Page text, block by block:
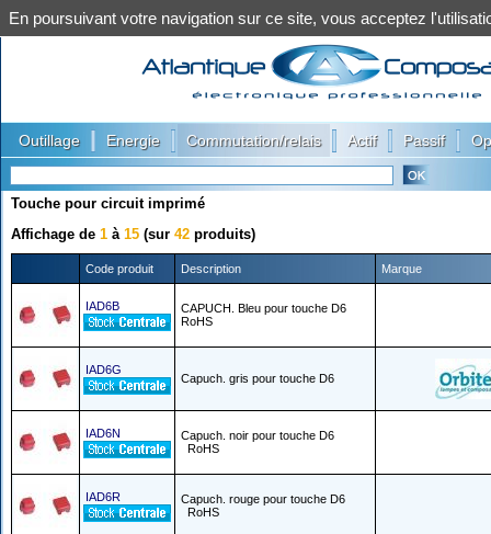
Outillage Energie Commutation/relais Actif Passif
Touche pour circuit imprimé
Affichage de 1 à 15 (sur 42 produits)
Code produit Description Marque
IAD6B
CAPUCH. Bleu pour touche D6
RoHS
IAD6G
Capuch. gris pour touche D6
IAD6N
Capuch. noir pour touche D6
RoHS
IAD6R
Capuch. rouge pour touche D6
RoHS
En poursuivant votre navigation sur ce site, vous acceptez